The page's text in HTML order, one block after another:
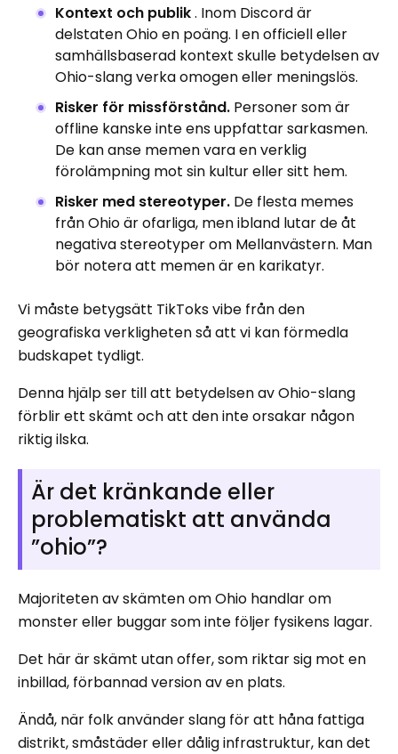
Kontext och publik. Inom Discord är
delstaten Ohio en poäng. I en officiell eller
samhällsbaserad kontext skulle betydelsen av
Ohio-slang verka omogen eller meningslös.
Risker för missförstånd. Personer som är
offline kanske inte ens uppfattar sarkasmen.
De kan anse memen vara en verklig
förolämpning mot sin kultur eller sitt hem.
Risker med stereotyper. De flesta memes
från Ohio är ofarliga, men ibland lutar de åt
negativa stereotyper om Mellanvästern. Man
bör notera att memen är en karikatyr.
Vi måste betygsätt TikToks vibe från den
geografiska verkligheten så att vi kan förmedla
budskapet tydligt.
Denna hjälp ser till att betydelsen av Ohio-slang
förblir ett skämt och att den inte orsakar någon
riktig ilska.
Är det kränkande eller
problematiskt att använda
”ohio”?
Majoriteten av skämten om Ohio handlar om
monster eller buggar som inte följer fysikens lagar.
Det här är skämt utan offer, som riktar sig mot en
inbillad, förbannad version av en plats.
Ändå, när folk använder slang för att håna fattiga
distrikt, småstäder eller dålig infrastruktur, kan det